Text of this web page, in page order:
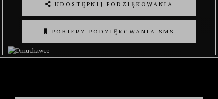
UDOSTĘPNIJ PODZIĘKOWANIA
POBIERZ PODZIĘKOWANIA SMS